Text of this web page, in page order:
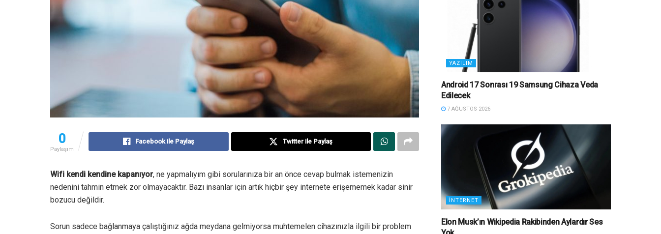
0
Paylaşım
Facebook ile Paylaş Twitter ile Paylaş
Wifi kendi kendine kapanıyor, ne yapmalıyım gibi sorularınıza bir an önce cevap bulmak istemenizin
nedenini tahmin etmek zor olmayacaktır. Bazı insanlar için artık hiçbir şey internete erişememek kadar sinir
bozucu değildir.
Sorun sadece bağlanmaya çalıştığınız ağda meydana gelmiyorsa muhtemelen cihazınızla ilgili bir problem
YAZILIM
Android 17 Sonrası 19 Samsung Cihaza Veda
Edilecek
7 AĞUSTOS 2026
İNTERNET
Elon Musk’ın Wikipedia Rakibinden Aylardır Ses